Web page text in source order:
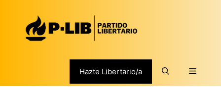
contenido
Hazte Libertario/a Menú